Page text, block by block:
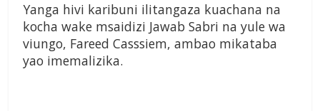
Yanga hivi karibuni ilitangaza kuachana na
kocha wake msaidizi Jawab Sabri na yule wa
viungo, Fareed Casssiem, ambao mikataba
yao imemalizika.